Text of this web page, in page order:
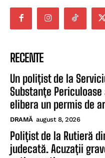
RECENTE
Un polițist de la
Substanțe
elibera un permis de
DRAMĂ august 8, 2026
Polițist de la Rutieră
judecată. Acuzații